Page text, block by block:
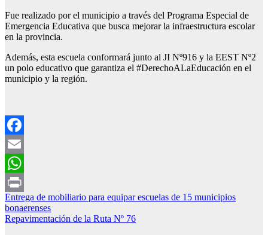
Fue realizado por el municipio a través del Programa Especial de
Emergencia Educativa que busca mejorar la infraestructura escolar
en la provincia.
Además, esta escuela conformará junto al JI Nº916 y la EEST Nº2
un polo educativo que garantiza el #DerechoALaEducación en el
municipio y la región.
Facebook
Email
WhatsApp
Print
Navegación
de
Entrega de mobiliario para equipar escuelas de 15 municipios
bonaerenses
Repavimentación de la Ruta Nº 76